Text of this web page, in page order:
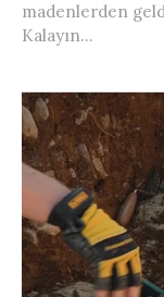
madenlerden
Kalayın...